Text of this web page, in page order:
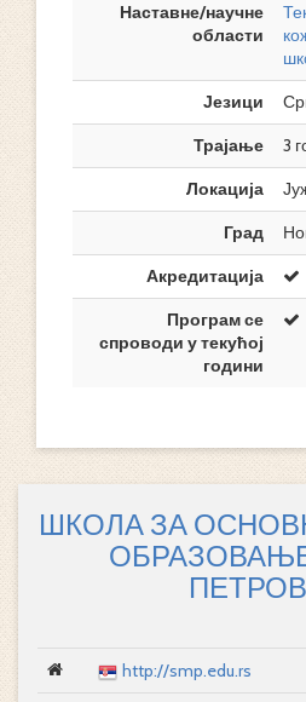
Наставне/научне
области
Језици
Трајање
3
Локација
Град
Акредитација
Програм се
спроводи у текућој
години
ШКОЛА ЗА
http://smp.edu.rs